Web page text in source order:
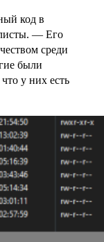
код в
— Его
среди
были
у них есть